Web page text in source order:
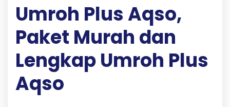
Umroh Plus Aqso,
Paket Murah dan
Lengkap Umroh Plus
Aqso